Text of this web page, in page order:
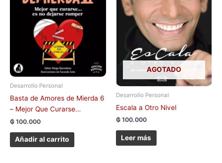
Desarrollo Personal
Basta de Amores de Mierda 6
– Mejor Que Curarse…
₲ 100.000
Añadir al carrito
AGOTADO
Desarrollo Personal
Escala a Otro Nivel
₲ 100.000
Leer más